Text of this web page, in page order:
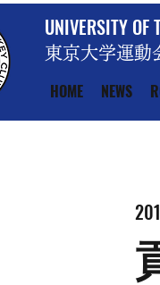
UNIVERSITY OF
東京大学運動
HOME NEWS